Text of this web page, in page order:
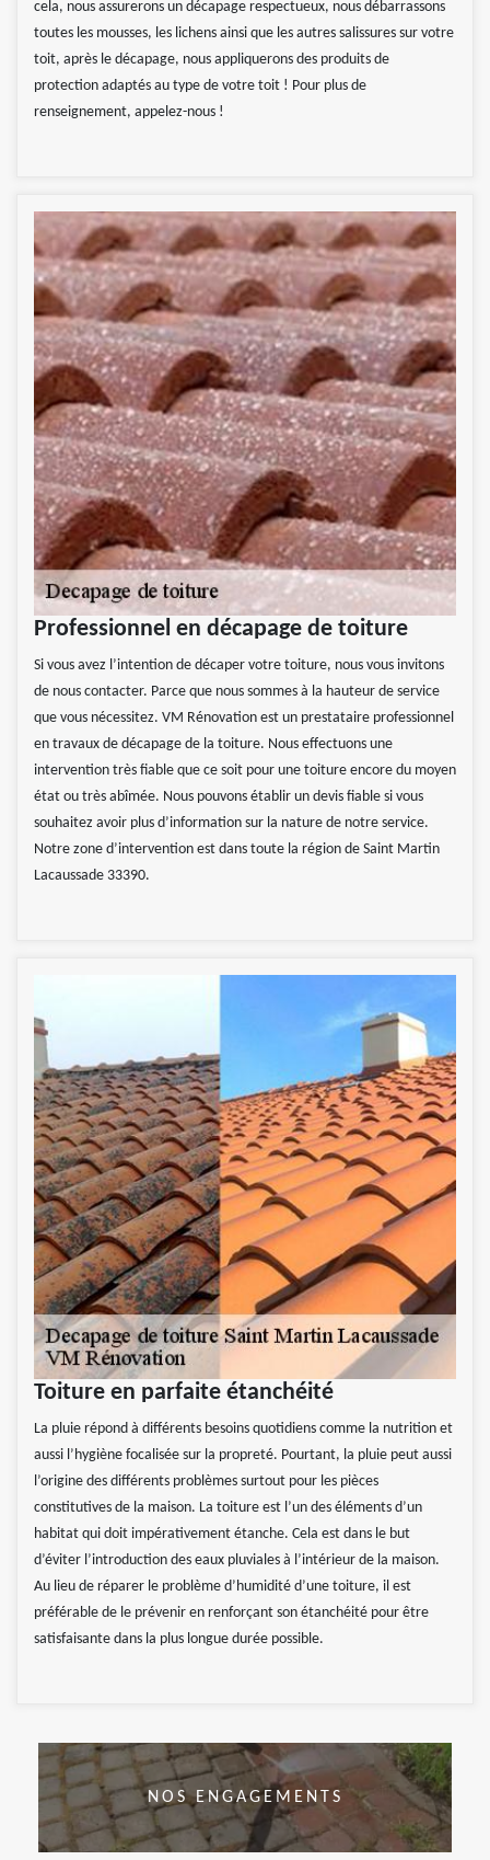
cela, nous assurerons un décapage respectueux, nous débarrassons
toutes les mousses, les lichens ainsi que les autres salissures sur votre
toit, après le décapage, nous appliquerons des produits de
protection adaptés au type de votre toit ! Pour plus de
renseignement, appelez-nous !
Professionnel en décapage de toiture
Si vous avez l’intention de décaper votre toiture, nous vous invitons
de nous contacter. Parce que nous sommes à la hauteur de service
que vous nécessitez. VM Rénovation est un prestataire professionnel
en travaux de décapage de la toiture. Nous effectuons une
intervention très fiable que ce soit pour une toiture encore du moyen
état ou très abîmée. Nous pouvons établir un devis fiable si vous
souhaitez avoir plus d’information sur la nature de notre service.
Notre zone d’intervention est dans toute la région de Saint Martin
Lacaussade 33390.
Toiture en parfaite étanchéité
La pluie répond à différents besoins quotidiens comme la nutrition et
aussi l’hygiène focalisée sur la propreté. Pourtant, la pluie peut aussi
l’origine des différents problèmes surtout pour les pièces
constitutives de la maison. La toiture est l’un des éléments d’un
habitat qui doit impérativement étanche. Cela est dans le but
d’éviter l’introduction des eaux pluviales à l’intérieur de la maison.
Au lieu de réparer le problème d’humidité d’une toiture, il est
préférable de le prévenir en renforçant son étanchéité pour être
satisfaisante dans la plus longue durée possible.
NOS ENGAGEMENTS